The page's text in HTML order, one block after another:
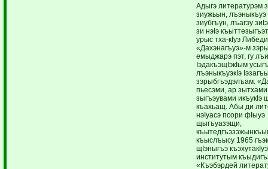
Адыгэ литературэм
зиужьын, лъэныкъуэ
зиубгъун, лъагэу
зи нэIэ
урыс тха-кIуэ
«Дахэнагъуэ»-м
емыджарэ пэт, гу
IэдакъэщIэкIым
лъэныкъуэкIэ
зэрыбгъэдэлъам.
пьесэми, ар
зыгъэувами икъукIэ
къахьащ. Абы ди
нэIуасэ псори фIыуэ
щыгъуазэщи,
къыслъысу 1965
щIэныгъэ къэхутакIуэ
институтым
«Къэбэрдей